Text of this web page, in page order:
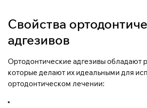
Свойства
адгезивов
Ортодонтические адгезивы обладают
которые делают их идеальными для
ортодонтическом лечении: